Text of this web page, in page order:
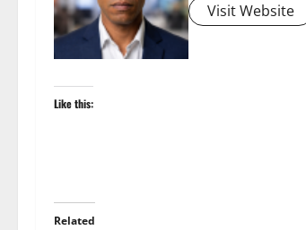
Visit Website
Like this:
Related